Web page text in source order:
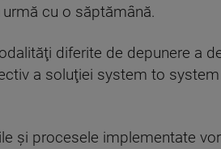
cu o săptămână.
diferite de depunere a
a soluţiei system to
şi procesele implementate